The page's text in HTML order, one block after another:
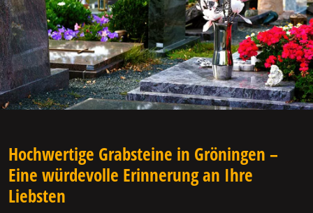
Hochwertige Grabsteine in Gröningen –
Eine würdevolle Erinnerung an Ihre
Liebsten